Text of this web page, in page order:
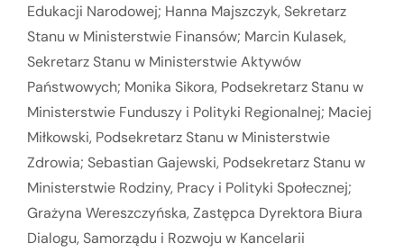
Edukacji Narodowej; Hanna Majszczyk, Sekretarz
Stanu w Ministerstwie Finansów; Marcin Kulasek,
Sekretarz Stanu w Ministerstwie Aktywów
Państwowych; Monika Sikora, Podsekretarz Stanu w
Ministerstwie Funduszy i Polityki Regionalnej; Maciej
Miłkowski, Podsekretarz Stanu w Ministerstwie
Zdrowia; Sebastian Gajewski, Podsekretarz Stanu w
Ministerstwie Rodziny, Pracy i Polityki Społecznej;
Grażyna Wereszczyńska, Zastępca Dyrektora Biura
Dialogu, Samorządu i Rozwoju w Kancelarii